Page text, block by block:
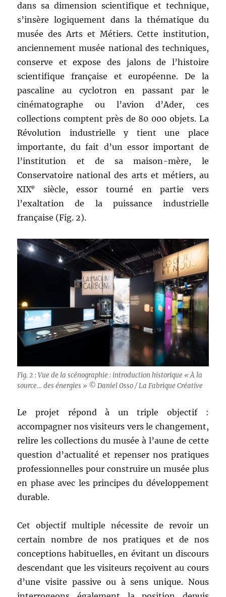
dans sa dimension scientifique et technique,
s’insère logiquement dans la thématique du
musée des Arts et Métiers. Cette institution,
anciennement musée national des techniques,
conserve et expose des jalons de l’histoire
scientifique française et européenne. De la
pascaline au cyclotron en passant par le
cinématographe ou l’avion d’Ader, ces
collections comptent près de 80 000 objets. La
Révolution industrielle y tient une place
importante, du fait d’un essor important de
l’institution et de sa maison-mère, le
Conservatoire national des arts et métiers, au
XIXe
siècle, essor tourné en partie vers
l’exaltation de la puissance industrielle
française (Fig. 2).
Fig. 2 : Vue de la scénographie : introduction historique « À la
source… des énergies » © Daniel Osso / La Fabrique Créative
Le projet répond à un triple objectif :
accompagner nos visiteurs vers le changement,
relire les collections du musée à l’aune de cette
question d’actualité et repenser nos pratiques
professionnelles pour construire un musée plus
en phase avec les principes du développement
durable.
Cet objectif multiple nécessite de revoir un
certain nombre de nos pratiques et de nos
conceptions habituelles, en évitant un discours
descendant que les visiteurs reçoivent au cours
d’une visite passive ou à sens unique. Nous